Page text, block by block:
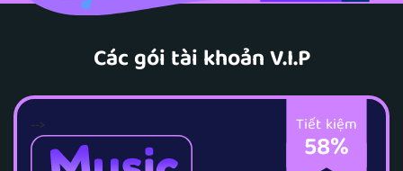
Các gói tài khoản V.I.P
Tiết kiệm
58%
-->